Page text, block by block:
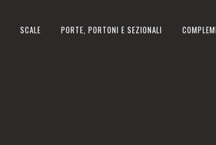
SCALE PORTE, PORTONI E SEZIONALI